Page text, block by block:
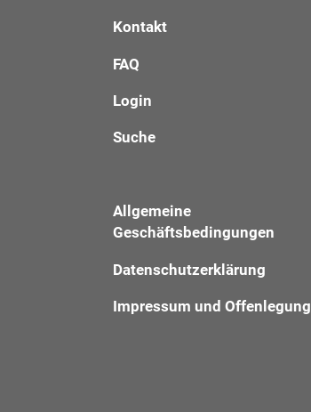
Kontakt
FAQ
Login
Suche
Allgemeine
Geschäftsbedingungen
Datenschutzerklärung
Impressum und Offenlegung